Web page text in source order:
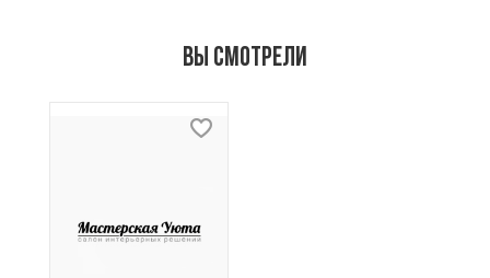
Вы смотрели